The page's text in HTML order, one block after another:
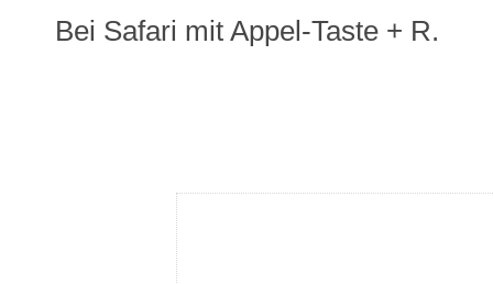
Bei Safari mit Appel-Taste + R.